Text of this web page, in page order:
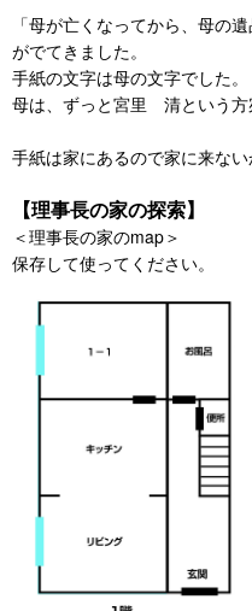
「母が亡くなってから、母の
がでてきました。
手紙の文字は母の文字でした。
母は、ずっと宮里 清という方
手紙は家にあるので家に来ない
【理事長の家の探索】
＜理事長の家のmap＞
保存して使ってください。